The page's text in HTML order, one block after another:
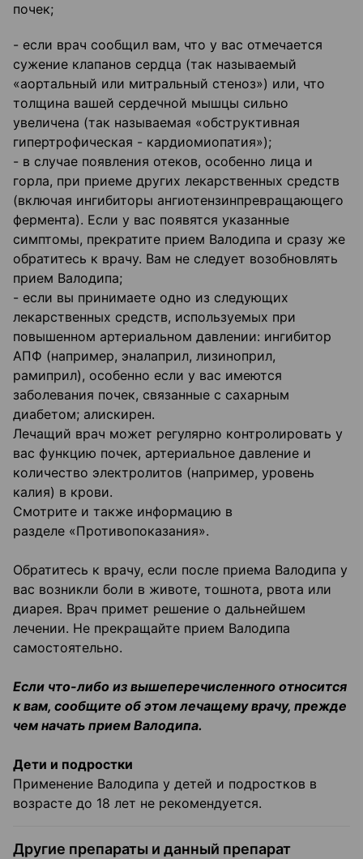
почек;
- если врач сообщил вам, что у вас отмечается
сужение клапанов сердца (так называемый
«аортальный или митральный стеноз») или, что
толщина вашей сердечной мышцы сильно
увеличена (так называемая «обструктивная
гипертрофическая - кардиомиопатия»);
- в случае появления отеков, особенно лица и
горла, при приеме других лекарственных средств
(включая ингибиторы ангиотензинпревращающего
фермента). Если у вас появятся указанные
симптомы, прекратите прием Валодипа и сразу же
обратитесь к врачу. Вам не следует возобновлять
прием Валодипа;
- если вы принимаете одно из следующих
лекарственных средств, используемых при
повышенном артериальном давлении: ингибитор
АПФ (например, эналаприл, лизиноприл,
рамиприл), особенно если у вас имеются
заболевания почек, связанные с сахарным
диабетом; алискирен.
Лечащий врач может регулярно контролировать у
вас функцию почек, артериальное давление и
количество электролитов (например, уровень
калия) в крови.
Смотрите и также информацию в
разделе «Противопоказания».
Обратитесь к врачу, если после приема Валодипа у
вас возникли боли в животе, тошнота, рвота или
диарея. Врач примет решение о дальнейшем
лечении. Не прекращайте прием Валодипа
самостоятельно.
Если что-либо из вышеперечисленного относится
к вам, сообщите об этом лечащему врачу, прежде
чем начать прием Валодипа.
Дети и подростки
Применение Валодипа у детей и подростков в
возрасте до 18 лет не рекомендуется.
Другие препараты и данный препарат